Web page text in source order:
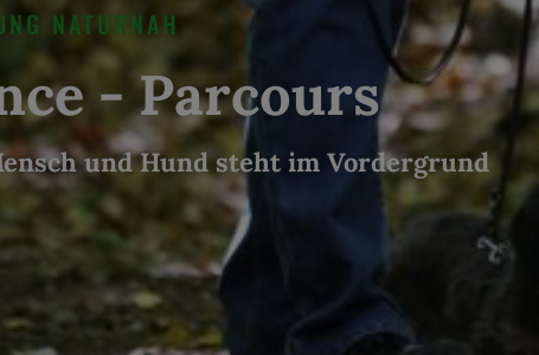
NATURNAH
- Parcours
und Hund steht im Vordergrund